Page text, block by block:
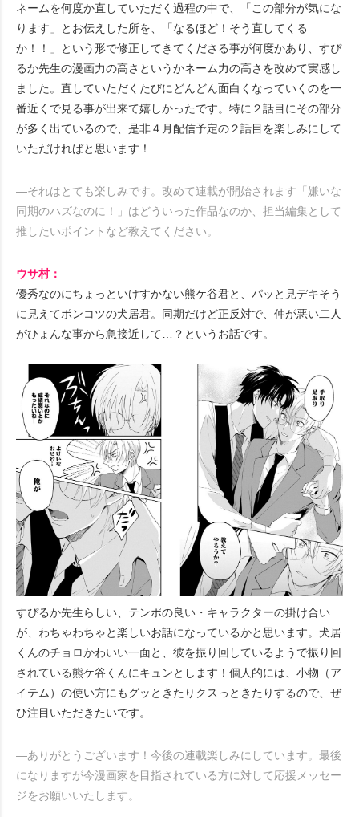
ネームを何度か直していただく過程の中で、「この部分が気にな
ります」とお伝えした所を、「なるほど！そう直してくる
か！！」という形で修正してきてくださる事が何度かあり、すぴ
るか先生の漫画力の高さというかネーム力の高さを改めて実感し
ました。直していただくたびにどんどん面白くなっていくのを一
番近くで見る事が出来て嬉しかったです。特に２話目にその部分
が多く出ているので、是非４月配信予定の２話目を楽しみにして
いただければと思います！
―それはとても楽しみです。改めて連載が開始されます「嫌いな
同期のハズなのに！」はどういった作品なのか、担当編集として
推したいポイントなど教えてください。
ウサ村：
優秀なのにちょっといけすかない熊ケ谷君と、パッと見デキそう
に見えてポンコツの犬居君。同期だけど正反対で、仲が悪い二人
がひょんな事から急接近して…？というお話です。
すぴるか先生らしい、テンポの良い・キャラクターの掛け合い
が、わちゃわちゃと楽しいお話になっているかと思います。犬居
くんのチョロかわいい一面と、彼を振り回しているようで振り回
されている熊ケ谷くんにキュンとします！個人的には、小物（ア
イテム）の使い方にもグッときたりクスっときたりするので、ぜ
ひ注目いただきたいです。
―ありがとうございます！今後の連載楽しみにしています。最後
になりますが今漫画家を目指されている方に対して応援メッセー
ジをお願いいたします。